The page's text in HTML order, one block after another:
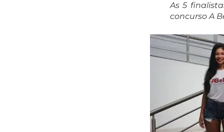
As 5
concurso A